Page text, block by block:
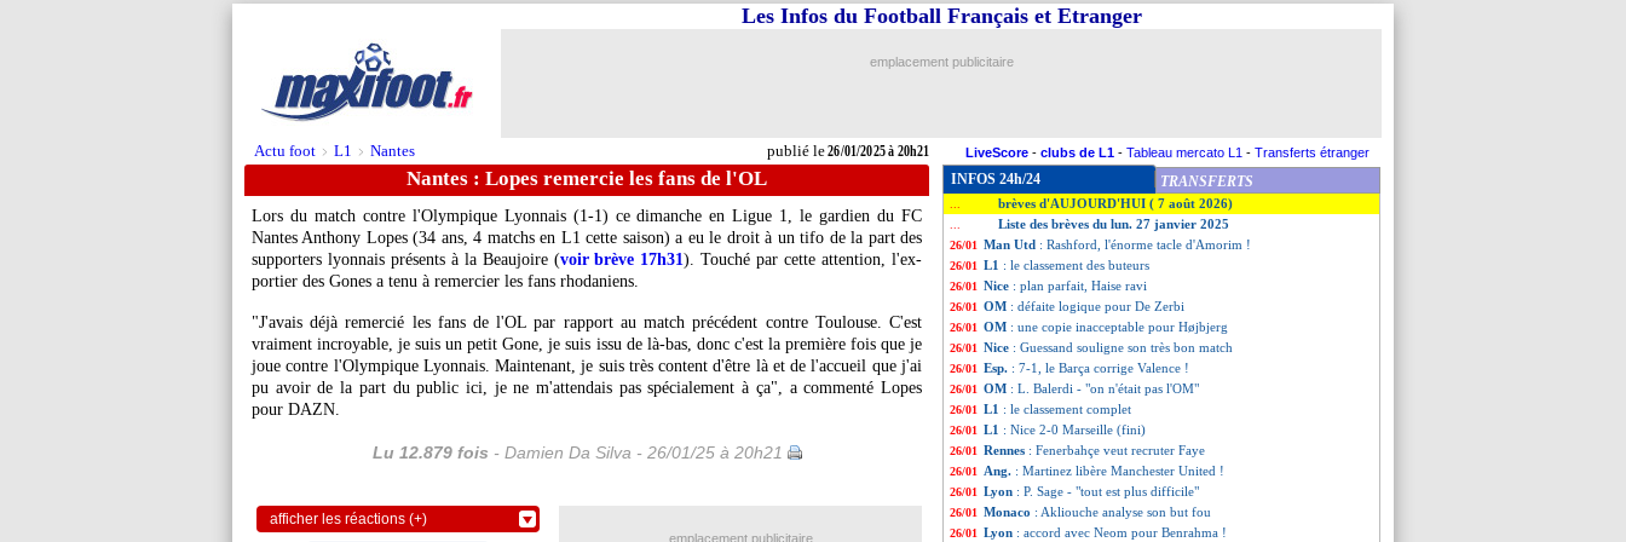
Actu foot > L1 > Nantes publié le26/01/2025 à 20h21
Les Infos du Football Français et Etranger
emplacement publicitaire
LiveScore - clubs de L1 - Tableau mercato L1 - Transferts étranger
Nantes : Lopes remercie les fans de l'OL
Lors du match contre l'Olympique Lyonnais (1-1) ce dimanche en Ligue 1, le gardien du FC
Nantes Anthony Lopes(34 ans, 4 matchs en L1 cette saison) a eu le droit à un tifo de la part des
supporters lyonnais présents à la Beaujoire (voir brève 17h31). Touché par cette attention, l'ex-
portier des Gones a tenu à remercier les fans rhodaniens.
"J'avais déjà remercié les fans de l'OL par rapport au match précédent contre Toulouse. C'est
vraiment incroyable, je suis un petit Gone, je suis issu de là-bas, donc c'est la première fois que je
joue contre l'Olympique Lyonnais. Maintenant, je suis très content d'être là et de l'accueil que j'ai
pu avoir de la part du public ici, je ne m'attendais pas spécialement à ça", a commenté Lopes
pour DAZN.
Lu 12.879 fois - Damien Da Silva - 26/01/25 à 20h21
afficher les réactions (+)
INFOS 24h/24 TRANSFERTS
brèves d'AUJOURD'HUI ( 7 août 2026)
Liste des brèves du lun. 27 janvier 2025
26/01 Man Utd : Rashford, l'énorme tacle d'Amorim !
26/01 L1 : le classement des buteurs
26/01 Nice : plan parfait, Haise ravi
26/01 OM : défaite logique pour De Zerbi
26/01 OM : une copie inacceptable pour Højbjerg
26/01 Nice : Guessand souligne son très bon match
26/01 Esp. : 7-1, le Barça corrige Valence !
26/01 OM : L. Balerdi - "on n'était pas l'OM"
26/01 L1 : le classement complet
26/01 L1 : Nice 2-0 Marseille (fini)
26/01 Rennes : Fenerbahçe veut recruter Faye
26/01 Ang. : Martinez libère Manchester United !
26/01 Lyon : P. Sage - "tout est plus difficile"
26/01 Monaco : Akliouche analyse son but fou
26/01 Lyon : accord avec Neom pour Benrahma !
emplacement publicitaire